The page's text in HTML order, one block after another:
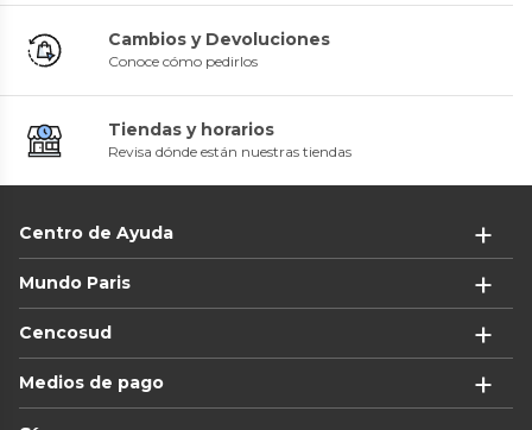
Cambios y Devoluciones
Conoce cómo pedirlos
Tiendas y horarios
Revisa dónde están nuestras tiendas
Centro de Ayuda
Mundo Paris
Cencosud
Medios de pago